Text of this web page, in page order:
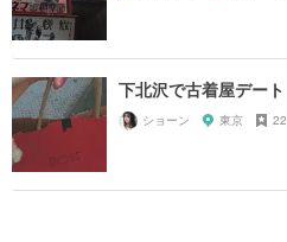
下北沢で古着屋デート
ショーン 東京 22